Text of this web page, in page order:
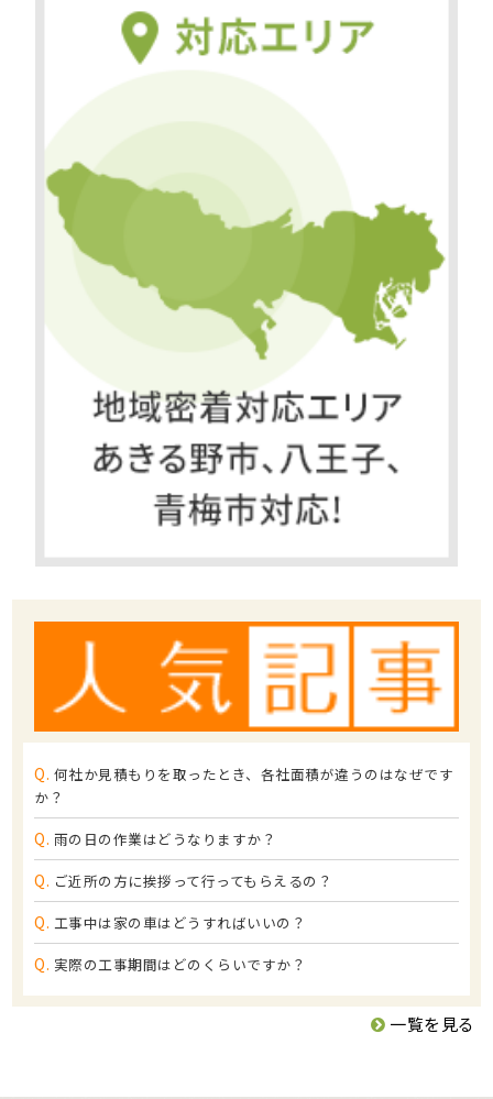
Q. 何社か見積もりを取ったとき、各社面積が違うのはなぜです
か？
Q. 雨の日の作業はどうなりますか？
Q. ご近所の方に挨拶って行ってもらえるの？
Q. 工事中は家の車はどうすればいいの？
Q. 実際の工事期間はどのくらいですか？
一覧を見る